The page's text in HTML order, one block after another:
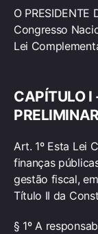
O PRESIDENTE
Congresso
Lei
CAPÍTULO I
Art. 1º Esta Lei
finanças
gestão fiscal,
Título II da
§ 1º A